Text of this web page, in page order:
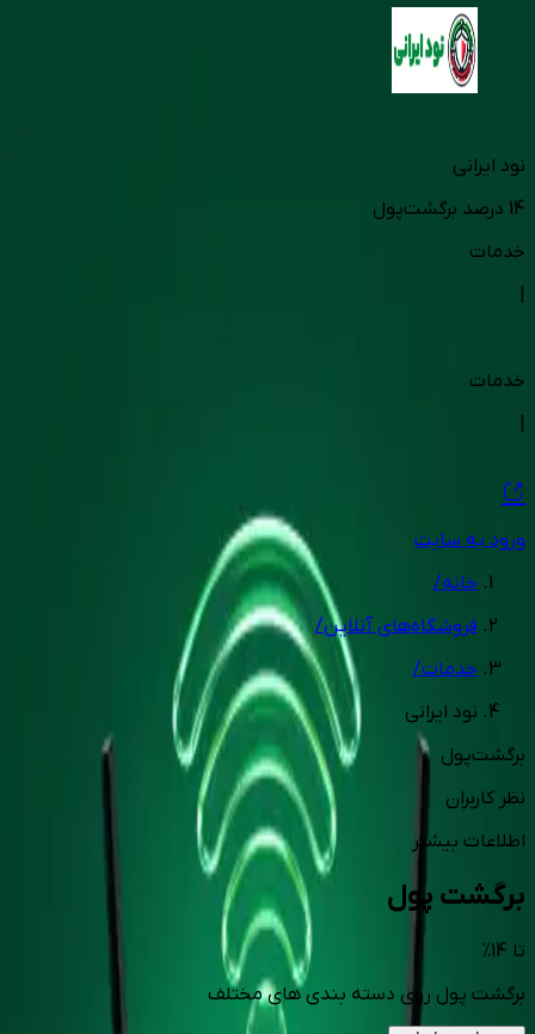
نود ایرانی
14 درصد برگشت‌پول
خدمات
خدمات
ورود به سایت
خانه/
فروشگاه‌های آنلاین/
خدمات/
نود ایرانی
برگشت‌پول
نظر کاربران
اطلاعات بیشتر
برگشت پول
تا 14
%
برگشت پول روی دسته بندی های مختلف